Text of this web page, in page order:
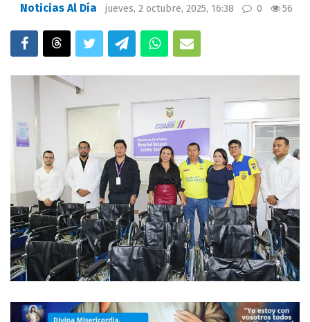
Noticias Al Día jueves, 2 octubre, 2025, 16:38 0 56